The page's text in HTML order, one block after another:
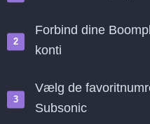
Forbind dine
konti
Vælg de
Subsonic